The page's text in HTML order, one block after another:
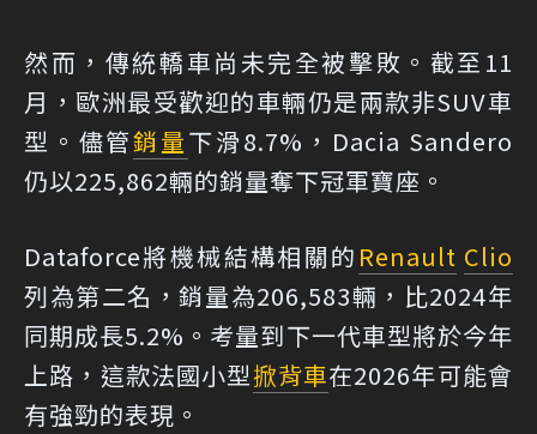
然而，傳統轎車尚未完全被擊敗。截至11
月，歐洲最受歡迎的車輛仍是兩款非SUV車
型。儘管銷量下滑8.7%，Dacia Sandero
仍以225,862輛的銷量奪下冠軍寶座。
Dataforce將機械結構相關的 Renault Clio
列為第二名，銷量為206,583輛，比2024年
同期成長5.2%。考量到下一代車型將於今年
上路，這款法國小型掀背車在2026年可能會
有強勁的表現。